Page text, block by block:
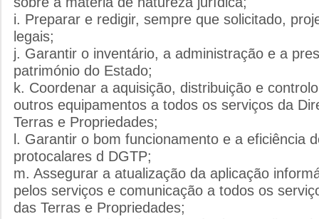
i. Preparar e redigir, sempre que solicitado,
legais;
j. Garantir o inventário, a administração e a
património do Estado;
k. Coordenar a aquisição, distribuição e
outros equipamentos a todos os serviços da
Terras e Propriedades;
l. Garantir o bom funcionamento e a eficiência
protocalares d DGTP;
m. Assegurar a atualização da aplicação
pelos serviços e comunicação a todos os
das Terras e Propriedades;